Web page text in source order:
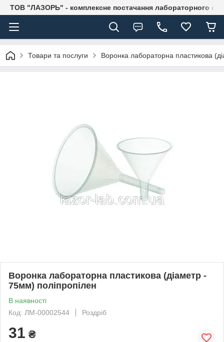
ТОВ "ЛАЗОРЬ" - комплексне постачання лабораторного
Товари та послуги Воронка лабораторна пластикова
Воронка лабораторна пластикова (діаметр -
75мм) поліпропілен
В наявності
Код: ЛМ-00002544
Роздріб
31 ₴